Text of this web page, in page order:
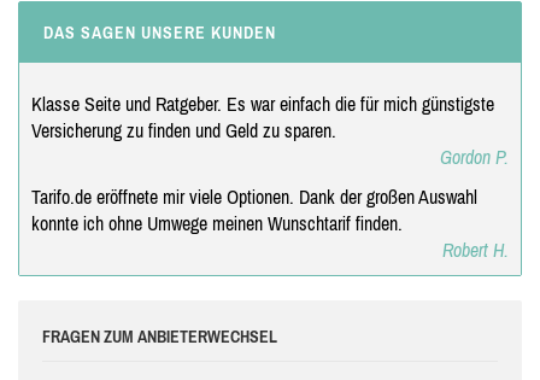
DAS SAGEN UNSERE KUNDEN
Klasse Seite und Ratgeber. Es war einfach die für mich günstigste
Versicherung zu finden und Geld zu sparen.
Gordon P.
Tarifo.de eröffnete mir viele Optionen. Dank der großen Auswahl
konnte ich ohne Umwege meinen Wunschtarif finden.
Robert H.
FRAGEN ZUM ANBIETERWECHSEL